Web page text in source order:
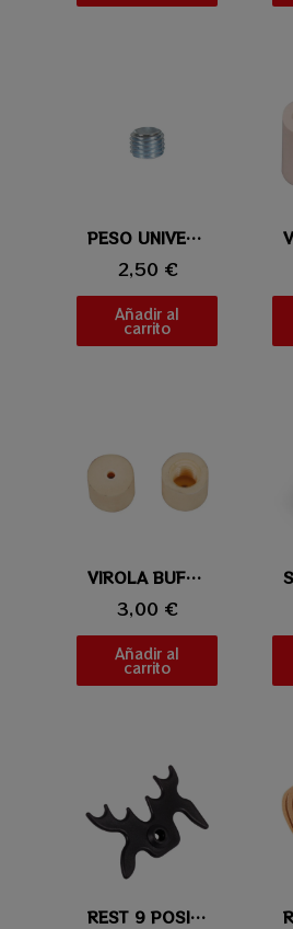
Vista rápidaPESO UNIVERSAL 0,5 ONZAS (14,18gr)
2,50 €
Añadir al
carrito
Vista rápidaVIROLA BUFFALO CARAMBOLA
3,00 €
Añadir al
carrito
Vista rápidaREST 9 POSICIONES PVC